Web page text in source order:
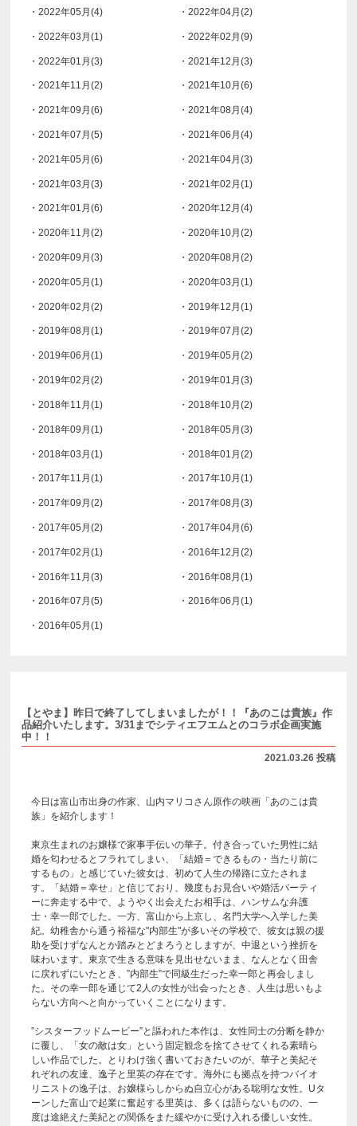
・2022年05月(4) ・2022年04月(2)
・2022年03月(1) ・2022年02月(9)
・2022年01月(3) ・2021年12月(3)
・2021年11月(2) ・2021年10月(6)
・2021年09月(6) ・2021年08月(4)
・2021年07月(5) ・2021年06月(4)
・2021年05月(6) ・2021年04月(3)
・2021年03月(3) ・2021年02月(1)
・2021年01月(6) ・2020年12月(4)
・2020年11月(2) ・2020年10月(2)
・2020年09月(3) ・2020年08月(2)
・2020年05月(1) ・2020年03月(1)
・2020年02月(2) ・2019年12月(1)
・2019年08月(1) ・2019年07月(2)
・2019年06月(1) ・2019年05月(2)
・2019年02月(2) ・2019年01月(3)
・2018年11月(1) ・2018年10月(2)
・2018年09月(1) ・2018年05月(3)
・2018年03月(1) ・2018年01月(2)
・2017年11月(1) ・2017年10月(1)
・2017年09月(2) ・2017年08月(3)
・2017年05月(2) ・2017年04月(6)
・2017年02月(1) ・2016年12月(2)
・2016年11月(3) ・2016年08月(1)
・2016年07月(5) ・2016年06月(1)
・2016年05月(1)
【とやま】昨日で終了してしまいましたが！！『あのこは貴族』作
品紹介いたします。3/31までシティエフエムとのコラボ企画実施
中！！
2021.03.26 投稿
今日は富山市出身の作家、山内マリコさん原作の映画「あのこは貴
族」を紹介します！
東京生まれのお嬢様で家事手伝いの華子。付き合っていた男性に結
婚を匂わせるとフラれてしまい、「結婚＝できるもの・当たり前に
するもの」と感じていた彼女は、初めて人生の帰路に立たされま
す。「結婚＝幸せ」と信じており、幾度もお見合いや婚活パーティ
ーに奔走する中で、ようやく出会えたお相手は、ハンサムな弁護
士・幸一郎でした。一方、富山から上京し、名門大学へ入学した美
紀。幼稚舎から通う裕福な"内部生"が多いその学校で、彼女は親の援
助を受けずなんとか踏みとどまろうとしますが、中退という挫折を
味わいます。東京で生きる意味を見出せないまま、なんとなく田舎
に戻れずにいたとき、”内部生”で同級生だった幸一郎と再会しまし
た。その幸一郎を通じて2人の女性が出会ったとき、人生は思いもよ
らない方向へと向かっていくことになります。
”シスターフッドムービー”と謳われた本作は、女性同士の分断を静か
に覆し、「女の敵は女」という固定観念を捨てさせてくれる素晴ら
しい作品でした。とりわけ強く書いておきたいのが、華子と美紀そ
れぞれの友達、逸子と里英の存在です。海外にも拠点を持つバイオ
リニストの逸子は、お嬢様らしからぬ自立心がある聡明な女性。Uタ
ーンした富山で起業に奮起する里英は、多くは語らないものの、一
度は途絶えた美紀との関係をまた緩やかに受け入れる優しい女性。